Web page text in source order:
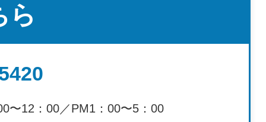
ら
〜12：00／PM1：00〜5：00